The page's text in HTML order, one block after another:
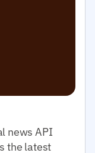
news API
the latest